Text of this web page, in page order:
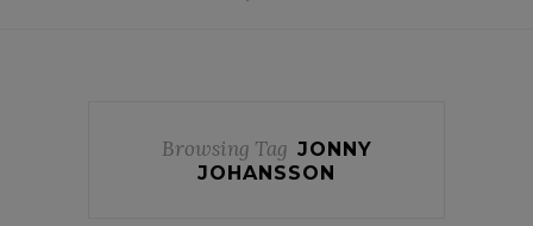
Browsing Tag JONNY
JOHANSSON